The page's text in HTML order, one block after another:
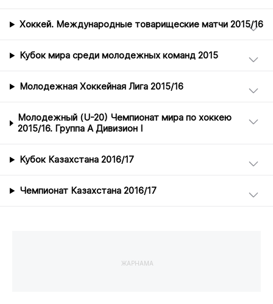
Хоккей. Международные товарищеские матчи 2015/16
Кубок мира среди молодежных команд 2015
Молодежная Хоккейная Лига 2015/16
Молодежный (U-20) Чемпионат мира по хоккею
2015/16. Группа А Дивизион I
Кубок Казахстана 2016/17
Чемпионат Казахстана 2016/17
ЖАРНАМА